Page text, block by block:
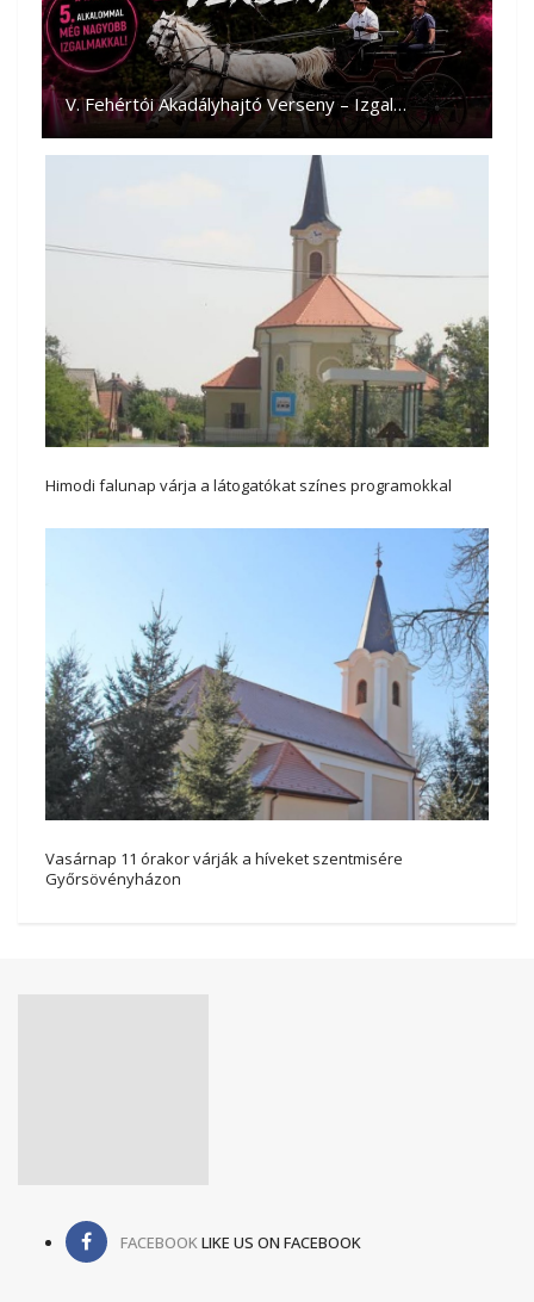
V. Fehértói Akadályhajtó Verseny – Izgal…
Himodi falunap várja a látogatókat színes programokkal
Vasárnap 11 órakor várják a híveket szentmisére
Győrsövényházon
FACEBOOKLIKE US ON FACEBOOK